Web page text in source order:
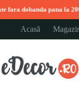
pana la 2000 lei 🚚
conținut
Acasă